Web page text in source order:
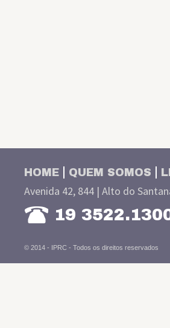
HOME QUEM SOMOS
Avenida 42, 844 | Alto do
19
© 2014 - IPRC - Todos os direitos reservados